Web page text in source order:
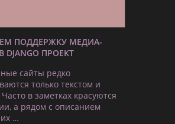
ПОДДЕРЖКУ МЕДИА-
ПРОЕКТ
сайты редко
только текстом и
в заметках красуются
а рядом с описанием
…